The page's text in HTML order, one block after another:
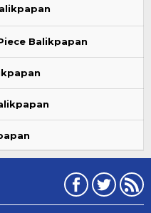
Balikpapan